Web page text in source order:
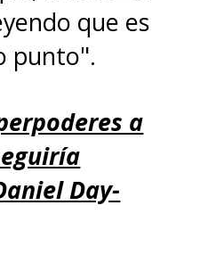
que es
punto".
a
Day-